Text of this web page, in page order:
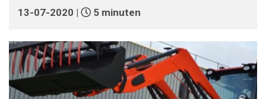
13-07-2020 | 5 minuten